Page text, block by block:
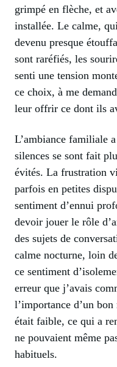
grimpé en flèche, et
installée. Le calme,
devenu presque
sont raréfiés, les
senti une tension
ce choix, à me
leur offrir ce dont ils
L’ambiance familiale
silences se sont fait
évités. La frustration
parfois en petites
sentiment d’ennui
devoir jouer le rôle
des sujets de
calme nocturne, loin
ce sentiment
erreur que j’avais
l’importance d’un
était faible, ce qui a
ne pouvaient même
habituels.